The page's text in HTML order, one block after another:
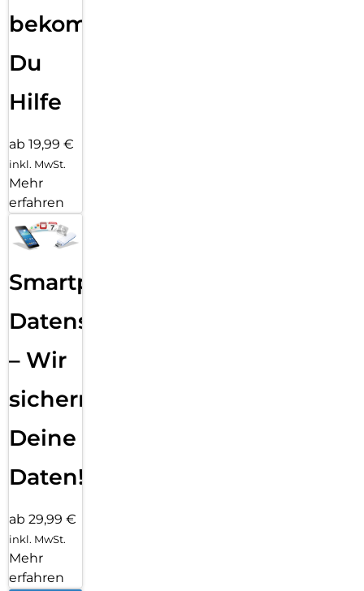
bekommst
Du
Hilfe
ab 19,99 €
inkl. MwSt.
Mehr
erfahren
Smartphone
Datensicherung
– Wir
sichern
Deine
Daten!
ab 29,99 €
inkl. MwSt.
Mehr
erfahren